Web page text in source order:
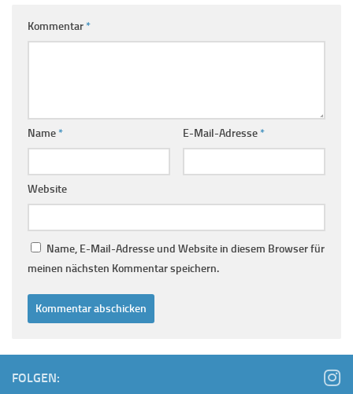
Kommentar*
Name* E-Mail-Adresse*
Website
Name, E-Mail-Adresse und Website in diesem Browser für
meinen nächsten Kommentar speichern.
FOLGEN: